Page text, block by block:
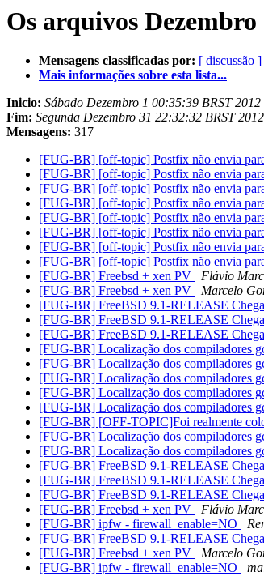
Os arquivos
Mensagens classificadas por: [ discussão ]
Mais informações sobre esta lista...
Inicio: Sábado Dezembro 1 00:35:39 BRST 2012
Fim: Segunda Dezembro 31 22:32:32 BRST 2012
Mensagens: 317
[FUG-BR] [off-topic] Postfix não envia
[FUG-BR] [off-topic] Postfix não envia
[FUG-BR] [off-topic] Postfix não envia
[FUG-BR] [off-topic] Postfix não envia
[FUG-BR] [off-topic] Postfix não envia
[FUG-BR] [off-topic] Postfix não envia
[FUG-BR] [off-topic] Postfix não envia
[FUG-BR] [off-topic] Postfix não envia
[FUG-BR] Freebsd + xen PV
Flávio
[FUG-BR] Freebsd + xen PV
Marcelo
[FUG-BR] FreeBSD 9.1-RELEASE
[FUG-BR] FreeBSD 9.1-RELEASE
[FUG-BR] FreeBSD 9.1-RELEASE
[FUG-BR] Localização dos compiladores
[FUG-BR] Localização dos compiladores
[FUG-BR] Localização dos compiladores
[FUG-BR] Localização dos compiladores
[FUG-BR] Localização dos compiladores
[FUG-BR] [OFF-TOPIC]Foi realmente
[FUG-BR] Localização dos compiladores
[FUG-BR] Localização dos compiladores
[FUG-BR] FreeBSD 9.1-RELEASE
[FUG-BR] FreeBSD 9.1-RELEASE
[FUG-BR] FreeBSD 9.1-RELEASE
[FUG-BR] Freebsd + xen PV
Flávio
[FUG-BR] ipfw - firewall_enable=NO
[FUG-BR] FreeBSD 9.1-RELEASE
[FUG-BR] Freebsd + xen PV
Marcelo
[FUG-BR] ipfw - firewall_enable=NO